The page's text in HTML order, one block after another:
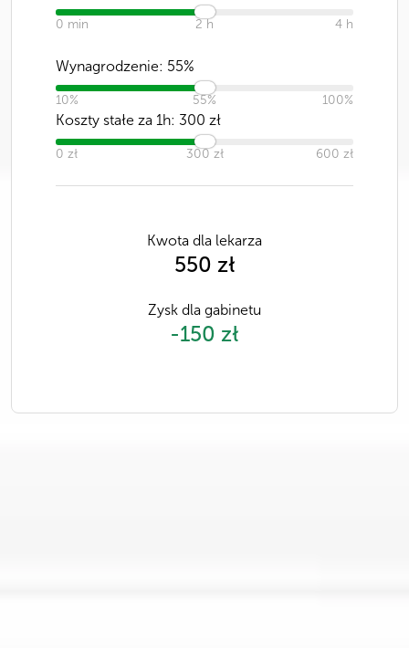
0 min 2 h 4 h
Wynagrodzenie: 55%
10% 55% 100%
Koszty stałe za 1h: 300 zł
0 zł 300 zł 600 zł
Kwota dla lekarza
550 zł
Zysk dla gabinetu
-150 zł